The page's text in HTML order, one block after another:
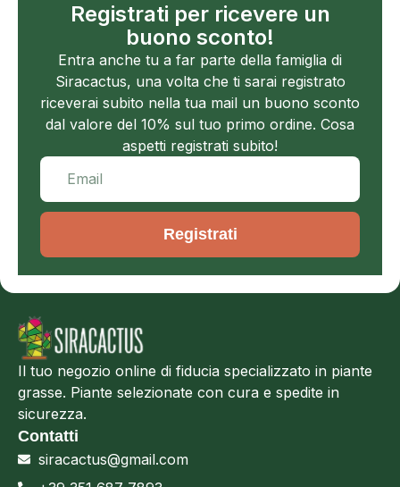
Registrati per ricevere un
buono sconto!
Entra anche tu a far parte della famiglia di
Siracactus, una volta che ti sarai registrato
riceverai subito nella tua mail un buono sconto
dal valore del 10% sul tuo primo ordine. Cosa
aspetti registrati subito!
Registrati
Il tuo negozio online di fiducia specializzato in piante
grasse. Piante selezionate con cura e spedite in
sicurezza.
Contatti
siracactus@gmail.com